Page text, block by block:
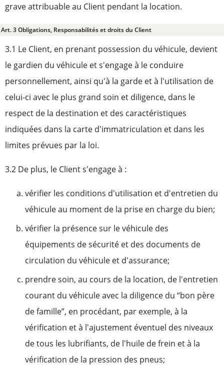
grave attribuable au Client pendant la location.
Art. 3 Obligations, Responsabilités et droits du Client
3.1 Le Client, en prenant possession du véhicule, devient
le gardien du véhicule et s'engage à le conduire
personnellement, ainsi qu'à la garde et à l'utilisation de
celui-ci avec le plus grand soin et diligence, dans le
respect de la destination et des caractéristiques
indiquées dans la carte d'immatriculation et dans les
limites prévues par la loi.
3.2 De plus, le Client s'engage à :
vérifier les conditions d'utilisation et d'entretien du
véhicule au moment de la prise en charge du bien;
vérifier la présence sur le véhicule des
équipements de sécurité et des documents de
circulation du véhicule et d'assurance;
prendre soin, au cours de la location, de l'entretien
courant du véhicule avec la diligence du “bon père
de famille”, en procédant, par exemple, à la
vérification et à l'ajustement éventuel des niveaux
de tous les lubrifiants, de l'huile de frein et à la
vérification de la pression des pneus;